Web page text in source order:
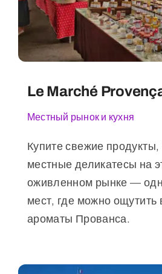
Le Marché
Местный рынок и кухня
Купите свежие продукты,
местные деликатесы на
оживленном рынке —
мест, где можно ощутить
ароматы Прованса.